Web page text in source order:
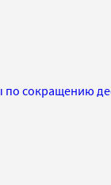
по сокращению